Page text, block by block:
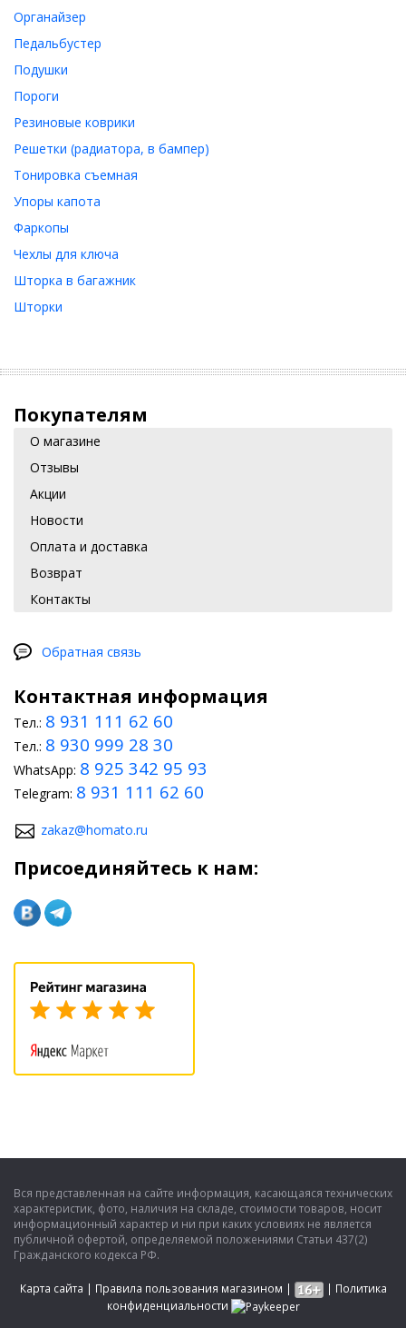
Органайзер
Педальбустер
Подушки
Пороги
Резиновые коврики
Решетки (радиатора, в бампер)
Тонировка съемная
Упоры капота
Фаркопы
Чехлы для ключа
Шторка в багажник
Шторки
Покупателям
О магазине
Отзывы
Акции
Новости
Оплата и доставка
Возврат
Контакты
Обратная связь
Контактная информация
Тел.: 8 931 111 62 60
Тел.: 8 930 999 28 30
WhatsApp: 8 925 342 95 93
Telegram: 8 931 111 62 60
zakaz@homato.ru
Присоединяйтесь к нам:
Вся представленная на сайте информация, касающаяся технических
характеристик, фото, наличия на складе, стоимости товаров, носит
информационный характер и ни при каких условиях не является
публичной офертой, определяемой положениями Статьи 437(2)
Гражданского кодекса РФ.
Карта сайта | Правила пользования магазином | | Политика
конфиденциальности